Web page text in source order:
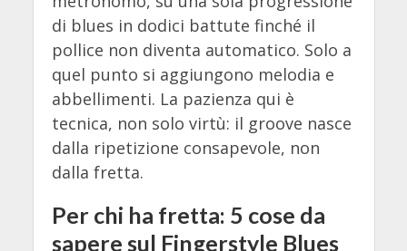
di blues in dodici battute finché il
pollice non diventa automatico. Solo a
quel punto si aggiungono melodia e
abbellimenti. La pazienza qui è
tecnica, non solo virtù: il groove nasce
dalla ripetizione consapevole, non
dalla fretta.
Per chi ha fretta: 5 cose da
sapere sul Fingerstyle Blues